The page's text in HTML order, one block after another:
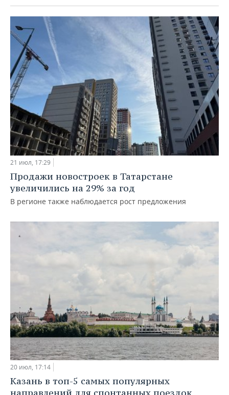
21 июл, 17:29
Продажи новостроек в Татарстане
увеличились на 29% за год
В регионе также наблюдается рост предложения
20 июл, 17:14
Казань в топ-5 самых популярных